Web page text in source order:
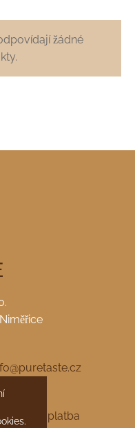
žádné
a platba